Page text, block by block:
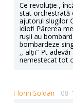
Ce revoluție ,
stat orchestrată
ajutorul slugilor
idiot! Părerea
rușii au
bombardeze
,, alții" Pt
nemestecat tot
Florin Soldan - 08-